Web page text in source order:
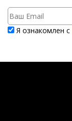
Я ознакомлен с